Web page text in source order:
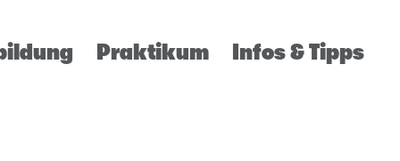
Praktikum Infos & Tipps